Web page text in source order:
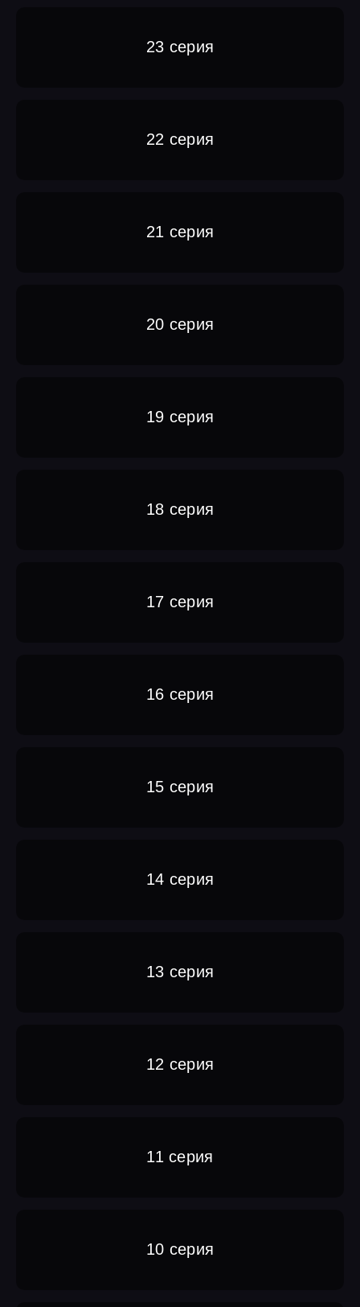
23 серия
22 серия
21 серия
20 серия
19 серия
18 серия
17 серия
16 серия
15 серия
14 серия
13 серия
12 серия
11 серия
10 серия